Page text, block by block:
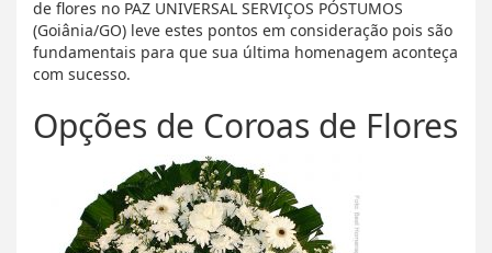
de flores no PAZ UNIVERSAL SERVIÇOS PÓSTUMOS
(Goiânia/GO) leve estes pontos em consideração pois são
fundamentais para que sua última homenagem aconteça
com sucesso.
Opções de Coroas de Flores